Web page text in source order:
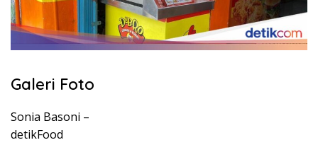
Galeri Foto
Sonia Basoni –
detikFood